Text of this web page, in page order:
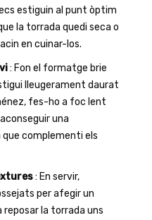
estiguin al punt òptim
la torrada quedi seca o
en cuinar-los.
: Fon el formatge brie
lleugerament daurat
fes-ho a foc lent
una
complementi els
: En servir,
per afegir un
la torrada uns